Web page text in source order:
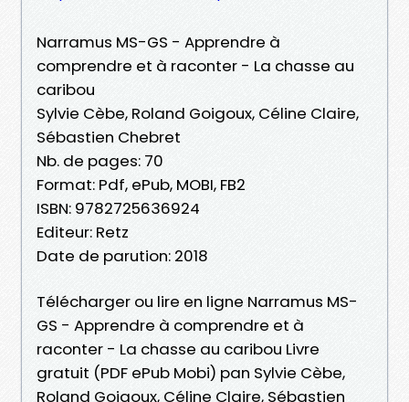
Narramus MS-GS - Apprendre à
comprendre et à raconter - La chasse au
caribou
Sylvie Cèbe, Roland Goigoux, Céline Claire,
Sébastien Chebret
Nb. de pages: 70
Format: Pdf, ePub, MOBI, FB2
ISBN: 9782725636924
Editeur: Retz
Date de parution: 2018
Télécharger ou lire en ligne Narramus MS-
GS - Apprendre à comprendre et à
raconter - La chasse au caribou Livre
gratuit (PDF ePub Mobi) pan Sylvie Cèbe,
Roland Goigoux, Céline Claire, Sébastien